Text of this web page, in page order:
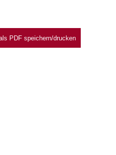
PDF speichern/drucken